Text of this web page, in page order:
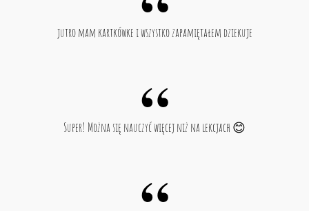
jutro mam kartkówke i wszystko zapamiętałem dziekuje
Super! Można się nauczyć więcej niż na lekcjach 😊